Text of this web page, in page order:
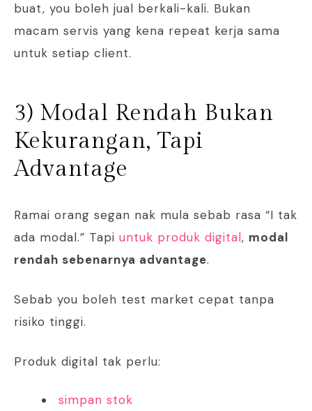
buat, you boleh jual berkali-kali. Bukan
macam servis yang kena repeat kerja sama
untuk setiap client.
3) Modal Rendah Bukan
Kekurangan, Tapi
Advantage
Ramai orang segan nak mula sebab rasa “I tak
ada modal.” Tapi untuk produk digital, modal
rendah sebenarnya advantage.
Sebab you boleh test market cepat tanpa
risiko tinggi.
Produk digital tak perlu:
simpan stok